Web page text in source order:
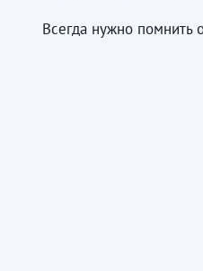
Всегда нужно помнить